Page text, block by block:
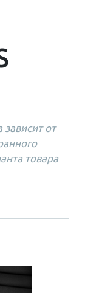
зависит от
товара